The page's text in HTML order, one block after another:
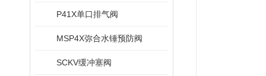
P41X单口排气阀
MSP4X弥合水锤预防阀
SCKV缓冲塞阀